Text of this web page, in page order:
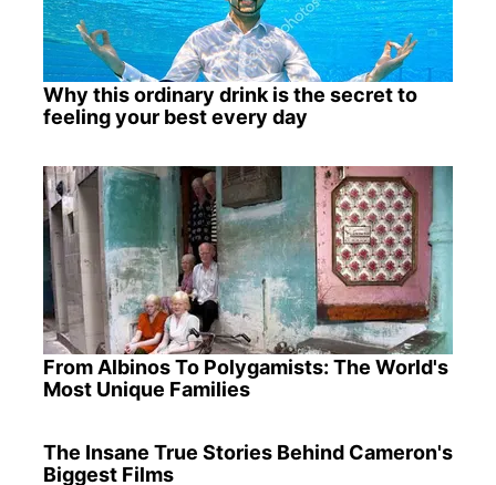
Why this ordinary drink is the secret to
feeling your best every day
From Albinos To Polygamists: The World's
Most Unique Families
The Insane True Stories Behind Cameron's
Biggest Films